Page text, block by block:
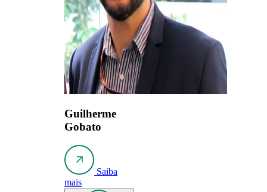
Guilherme
Gobato
Saiba
mais